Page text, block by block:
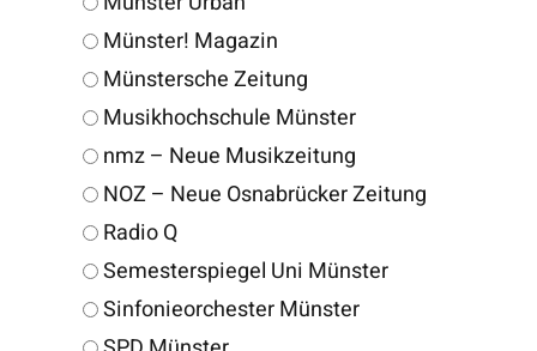
Münster! Magazin
Münstersche Zeitung
Musikhochschule Münster
nmz – Neue Musikzeitung
NOZ – Neue Osnabrücker Zeitung
Radio Q
Semesterspiegel Uni Münster
Sinfonieorchester Münster